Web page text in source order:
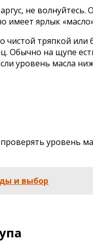
не
ярлык
тряпкой
Обычно на щупе
уровень масла
уровень
и выбор